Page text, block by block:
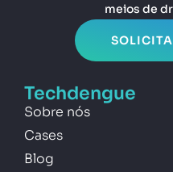
meios de
Techdengue
Sobre nós
Cases
Blog